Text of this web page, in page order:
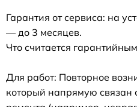
Гарантия от сервиса: на
— до 3 месяцев.
Что считается
Для работ: Повторное
который напрямую связан